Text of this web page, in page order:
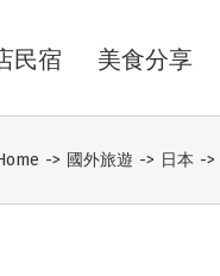
民宿 美食分享
-> 國外旅遊 -> 日本 ->